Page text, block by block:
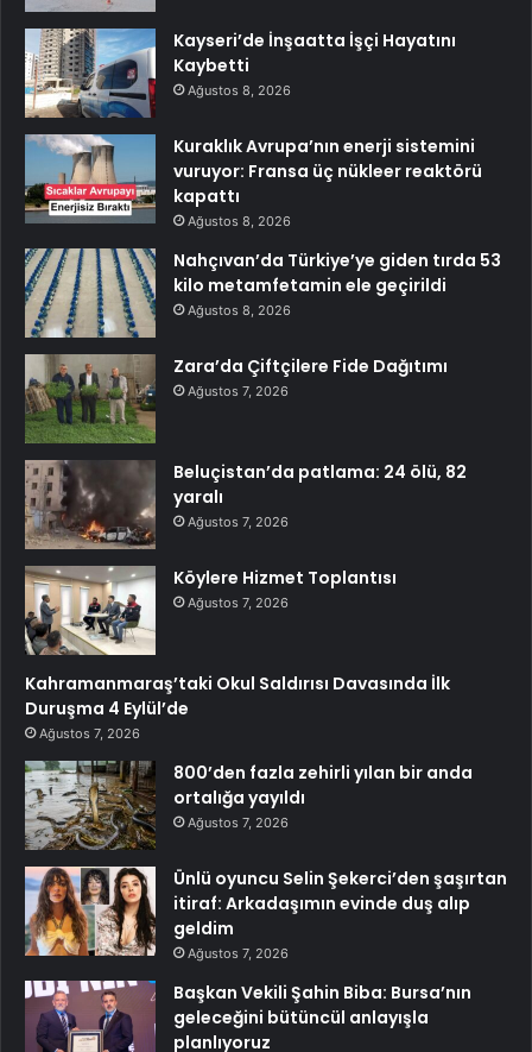
Kayseri’de İnşaatta İşçi Hayatını
Kaybetti
Ağustos 8, 2026
Kuraklık Avrupa’nın enerji sistemini
vuruyor: Fransa üç nükleer reaktörü
kapattı
Ağustos 8, 2026
Nahçıvan’da Türkiye’ye giden tırda 53
kilo metamfetamin ele geçirildi
Ağustos 8, 2026
Zara’da Çiftçilere Fide Dağıtımı
Ağustos 7, 2026
Beluçistan’da patlama: 24 ölü, 82
yaralı
Ağustos 7, 2026
Köylere Hizmet Toplantısı
Ağustos 7, 2026
Kahramanmaraş’taki Okul Saldırısı Davasında İlk
Duruşma 4 Eylül’de
Ağustos 7, 2026
800’den fazla zehirli yılan bir anda
ortalığa yayıldı
Ağustos 7, 2026
Ünlü oyuncu Selin Şekerci’den şaşırtan
itiraf: Arkadaşımın evinde duş alıp
geldim
Ağustos 7, 2026
Başkan Vekili Şahin Biba: Bursa’nın
geleceğini bütüncül anlayışla
planlıyoruz